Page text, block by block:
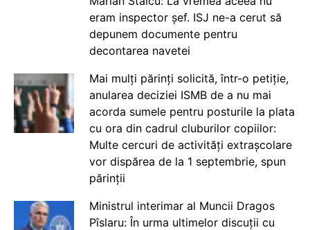
eram inspector șef. ISJ ne-a cerut să
depunem documente pentru
decontarea navetei
Mai mulți părinți solicită, într-o petiție,
anularea deciziei ISMB de a nu mai
acorda sumele pentru posturile la plata
cu ora din cadrul cluburilor copiilor:
Multe cercuri de activități extrașcolare
vor dispărea de la 1 septembrie, spun
părinții
Ministrul interimar al Muncii Dragos
Pîslaru: În urma ultimelor discuții cu